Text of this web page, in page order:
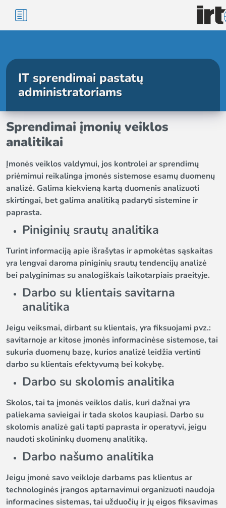
IT sprendimai pastatų
administratoriams
Sprendimai įmonių veiklos
analitikai
Įmonės veiklos valdymui, jos kontrolei ar sprendimų
priėmimui reikalinga įmonės sistemose esamų duomenų
analizė. Galima kiekvieną kartą duomenis analizuoti
skirtingai, bet galima analitiką padaryti sistemine ir
paprasta.
Piniginių srautų analitika
Turint informaciją apie išrašytas ir apmokėtas sąskaitas
yra lengvai daroma piniginių srautų tendencijų analizė
bei palyginimas su analogiškais laikotarpiais praeityje.
Darbo su klientais savitarna
analitika
Jeigu veiksmai, dirbant su klientais, yra fiksuojami pvz.:
savitarnoje ar kitose įmonės informacinėse sistemose, tai
sukuria duomenų bazę, kurios analizė leidžia vertinti
darbo su klientais efektyvumą bei kokybę.
Darbo su skolomis analitika
Skolos, tai ta įmonės veiklos dalis, kuri dažnai yra
paliekama savieigai ir tada skolos kaupiasi. Darbo su
skolomis analizė gali tapti paprasta ir operatyvi, jeigu
naudoti skolininkų duomenų analitiką.
Darbo našumo analitika
Jeigu įmonė savo veikloje darbams pas klientus ar
technologinės įrangos aptarnavimui organizuoti naudoja
informacines sistemas, tai užduočių ir jų eigos fiksavimas